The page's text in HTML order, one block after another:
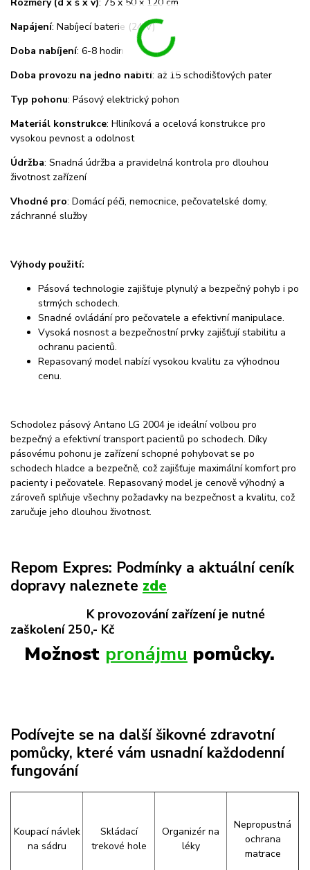
Napájení: Nabíjecí baterie (24 V)
Doba nabíjení: 6-8 hodin
Doba provozu na jedno nabití: až 15 schodišťových pater
Typ pohonu: Pásový elektrický pohon
Materiál konstrukce: Hliníková a ocelová konstrukce pro
vysokou pevnost a odolnost
Údržba: Snadná údržba a pravidelná kontrola pro dlouhou
životnost zařízení
Vhodné pro: Domácí péči, nemocnice, pečovatelské domy,
záchranné služby
Výhody použití:
Pásová technologie zajišťuje plynulý a bezpečný pohyb i po
strmých schodech.
Snadné ovládání pro pečovatele a efektivní manipulace.
Vysoká nosnost a bezpečnostní prvky zajišťují stabilitu a
ochranu pacientů.
Repasovaný model nabízí vysokou kvalitu za výhodnou
cenu.
Schodolez pásový Antano LG 2004 je ideální volbou pro
bezpečný a efektivní transport pacientů po schodech. Díky
pásovému pohonu je zařízení schopné pohybovat se po
schodech hladce a bezpečně, což zajišťuje maximální komfort pro
pacienty i pečovatele. Repasovaný model je cenově výhodný a
zároveň splňuje všechny požadavky na bezpečnost a kvalitu, což
zaručuje jeho dlouhou životnost.
Repom Expres: Podmínky a aktuální ceník
dopravy naleznete zde
K provozování zařízení je nutné
zaškolení 250,- Kč
Možnost pronájmu pomůcky.
Podívejte se na další šikovné zdravotní
pomůcky, které vám usnadní každodenní
fungování
Koupací návlek
na sádru
Skládací
trekové hole
Organizér na
léky
Nepropustná
ochrana
matrace